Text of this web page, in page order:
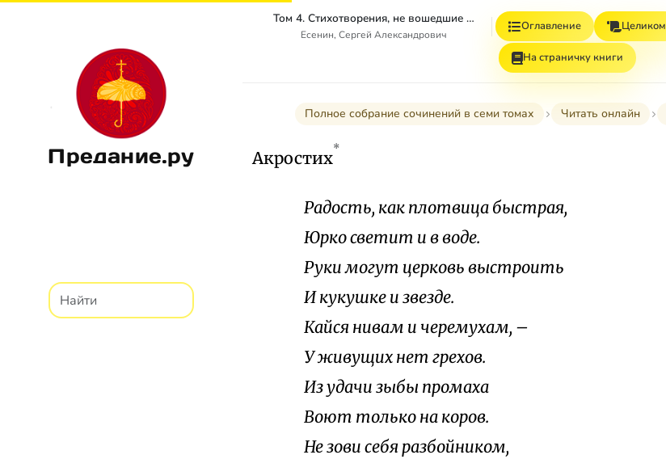
Предание.ру
Том 4. Стихотворения, не вошедшие в Собрание сочинений
Есенин, Сергей Александрович
Оглавление Целиком
На страничку книги
Полное собрание сочинений в семи томах Читать онлайн
Акростих*
Радость, как плотвица быстрая,
Юрко светит и в воде.
Руки могут церковь выстроить
Икукушке и звезде.
Кайся нивам и черемухам, –
Уживущих нет грехов.
Из удачи зыбы промаха
Воют только на коров.
Не зови себя разбойником,